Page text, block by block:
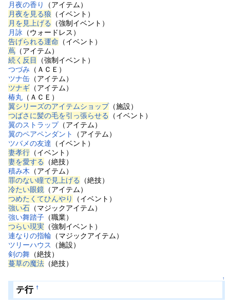
月夜の香り
（アイテム）
月夜を見る狼 （イベント）
月を見上げる
（強制イベント）
月詠 （ウォードレス）
告げられる運命 （イベント）
蔦 （アイテム）
続く反目
（強制イベント）
つづみ （ＡＣＥ）
ツナ缶 （アイテム）
ツナギ （アイテム）
椿丸 （ＡＣＥ）
翼シリーズのアイテムショップ（施設）
つばさに髪の毛を引っ張らせる
（イベント）
翼のストラップ（アイテム）
翼のペアペンダント
（アイテム）
ツバメの友達 （イベント）
妻孝行 （イベント）
妻を愛する
（絶技）
積み木 （アイテム）
罪のない瞳で見上げる
（絶技）
冷たい眼鏡 （アイテム）
つめたくてひんやり
（イベント）
強い石 （マジックアイテム）
強い舞踏子 （職業）
つらい現実 （強制イベント）
連なりの指輪 （マジックアイテム）
ツリーハウス
（施設）
剣の舞 （絶技）
蔓草の魔法 （絶技）
↑
テ行 †